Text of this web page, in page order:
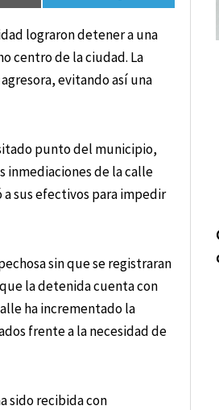
lograron detener a una
centro de la ciudad. La
evitando así una
punto del municipio,
inmediaciones de la calle
sus efectivos para impedir
sin que se registraran
la detenida cuenta con
ha incrementado la
frente a la necesidad de
sido recibida con